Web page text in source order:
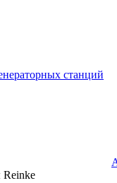
станций